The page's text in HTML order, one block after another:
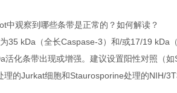
中观察到哪些条带是正常的？如何解读？
35 kDa（全长Caspase-3）和/或17/19 kDa
活化条带出现或增强。建议设置阳性对照（
理的Jurkat细胞和Staurosporine处理的NIH/